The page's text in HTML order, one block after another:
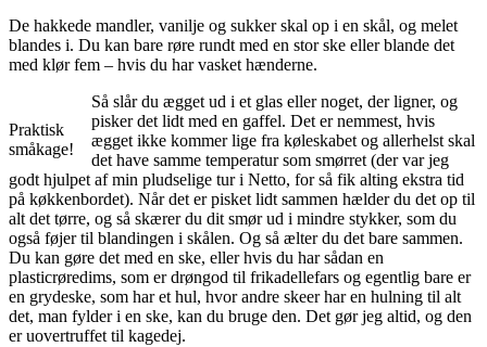
De hakkede mandler, vanilje og sukker skal op i en skål, og melet
blandes i. Du kan bare røre rundt med en stor ske eller blande det
med klør fem – hvis du har vasket hænderne.
Praktisk
småkage!
Så slår du ægget ud i et glas eller noget, der ligner, og
pisker det lidt med en gaffel. Det er nemmest, hvis
ægget ikke kommer lige fra køleskabet og allerhelst skal
det have samme temperatur som smørret (der var jeg
godt hjulpet af min pludselige tur i Netto, for så fik alting ekstra tid
på køkkenbordet). Når det er pisket lidt sammen hælder du det op til
alt det tørre, og så skærer du dit smør ud i mindre stykker, som du
også føjer til blandingen i skålen. Og så ælter du det bare sammen.
Du kan gøre det med en ske, eller hvis du har sådan en
plasticrøredims, som er drøngod til frikadellefars og egentlig bare er
en grydeske, som har et hul, hvor andre skeer har en hulning til alt
det, man fylder i en ske, kan du bruge den. Det gør jeg altid, og den
er uovertruffet til kagedej.